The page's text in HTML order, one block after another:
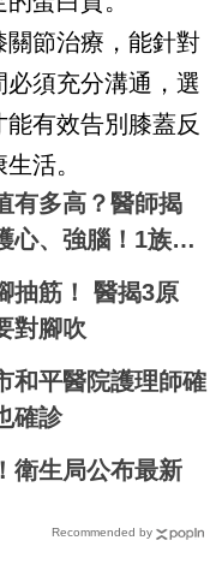
節治療，能針對
須充分溝通，選
有效告別膝蓋反
活。
有多高？醫師揭
心、強腦！1族群
抽筋！ 醫揭3原
對腳吹
和平醫院護理師確
確診
衛生局公布最新
Recommended by